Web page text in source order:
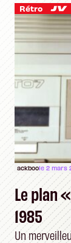
Rétro
ackboole 2 mars
Le plan
1985
Un